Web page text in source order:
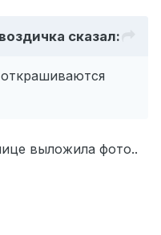
сказал:
выложила фото..